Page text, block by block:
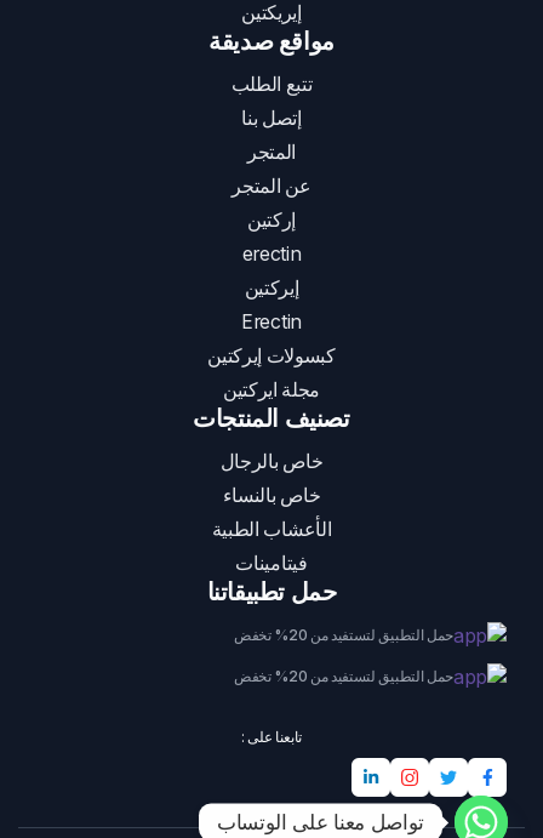
إيريكتين
مواقع صديقة
تتبع الطلب
إتصل بنا
المتجر
عن المتجر
إركتين
erectin
إيركتين
Erectin
كبسولات إيركتين
مجلة ايركتين
تصنيف المنتجات
خاص بالرجال
خاص بالنساء
الأعشاب الطبية
فيتامينات
حمل تطبيقاتنا
حمل التطبيق لتستفيد من 20% تخفض
حمل التطبيق لتستفيد من 20% تخفض
تابعنا على :
تواصل معنا على الوتساب